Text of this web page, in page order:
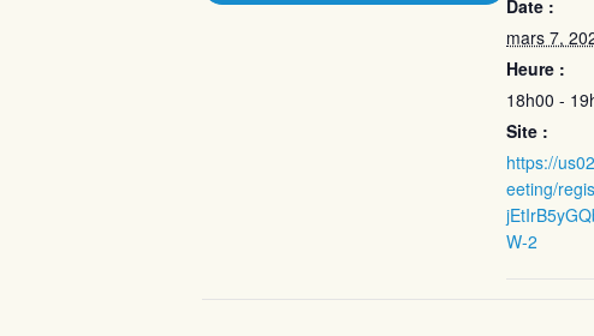
Date :
mars 7,
Heure :
18h00 -
Site :
https://
eeting/
W-2